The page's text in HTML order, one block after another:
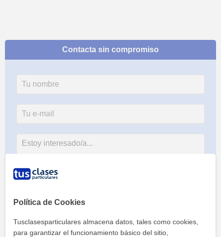
Contacta sin compromiso
Al hacer clic, aceptas nuestro
Política de Cookies
Tusclasesparticulares almacena datos, tales como cookies,
para garantizar el funcionamiento básico del sitio,